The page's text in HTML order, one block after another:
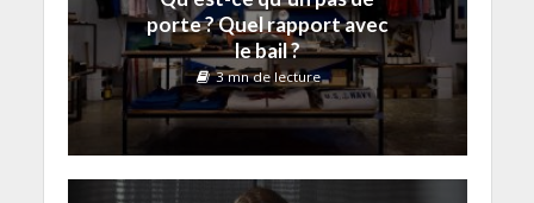
porte ? Quel rapport avec
le bail ?
3 mn de lecture